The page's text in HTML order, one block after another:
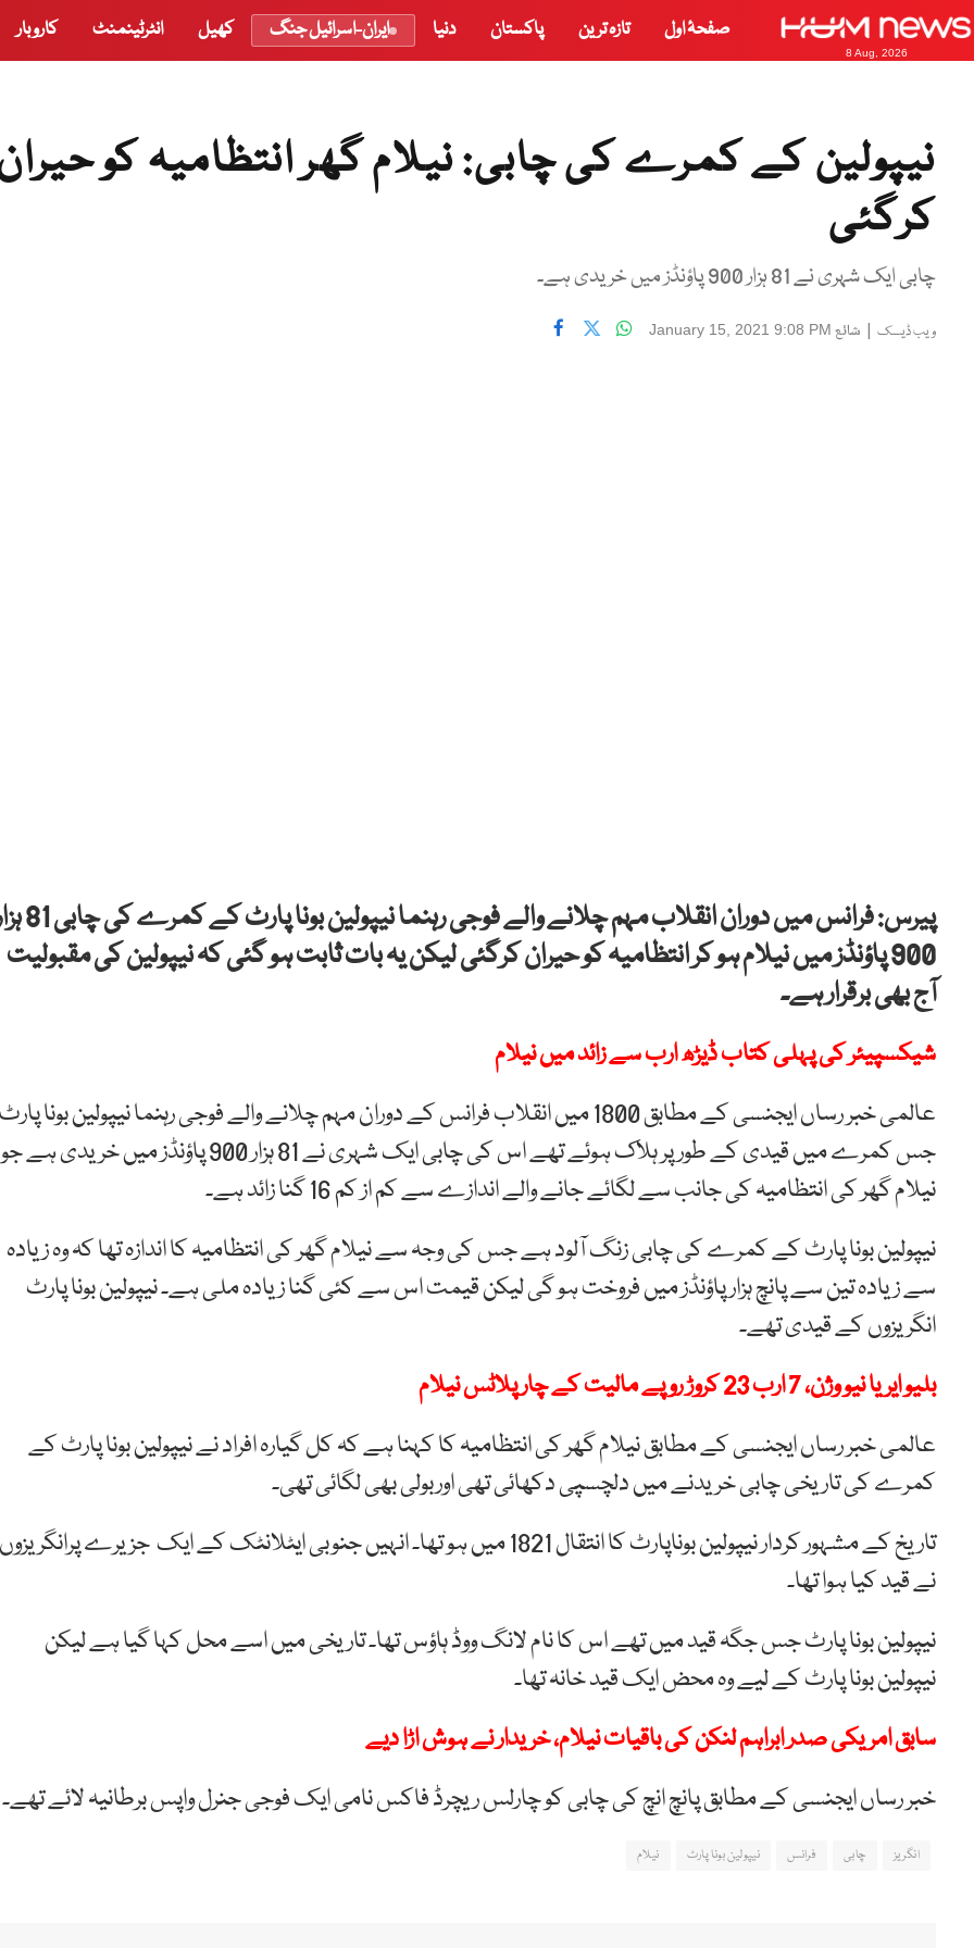
8 Aug, 2026
صفحۂ اول تازہ ترین پاکستان دنیا ایران-اسرائیل جنگ کھیل انٹرٹینمنٹ کاروبار
نیپولین کے کمرے کی چابی: نیلام گھر انتظامیہ کو
کرگئی
چابی ایک شہری نے 81 ہزار 900 پاؤنڈز میں خریدی ہے۔
ویب ڈیسک | شائع January 15, 2021 9:08 PM
پیرس: فرانس میں دوران انقلاب مہم چلانے والے فوجی
900 پاؤنڈز میں نیلام ہو کر انتظامیہ کو حیران کرگئی لیکن یہ بات ثابت ہو گئی کہ نیپولین کی مقبولیت
آج بھی برقرار ہے۔
شیکسپیئر کی پہلی کتاب ڈیڑھ ارب سے زائد میں نیلام
عالمی خبر رساں ایجنسی کے مطابق 1800 میں انقلاب فرانس کے دوران مہم چلانے والے فوجی رہنما نیپولین بونا پارٹ
جس کمرے میں قیدی کے طور پر ہلاک ہوئے تھے اس کی چابی ایک شہری نے 81 ہزار 900 پاؤنڈز میں خریدی ہے جو
نیلام گھر کی انتظامیہ کی جانب سے لگائے جانے والے اندازے سے کم از کم 16 گنا زائد ہے۔
نیپولین بونا پارٹ کے کمرے کی چابی زنگ آلود ہے جس کی وجہ سے نیلام گھر کی انتظامیہ کا اندازہ تھا کہ وہ زیادہ
سے زیادہ تین سے پانچ ہزار پاؤنڈز میں فروخت ہو گی لیکن قیمت اس سے کئی گنا زیادہ ملی ہے۔ نیپولین بونا پارٹ
انگریزوں کے قیدی تھے۔
بلیو ایریا نیو وژن، 7 ارب 23 کروڑ روپے مالیت کے چار پلاٹس نیلام
عالمی خبر رساں ایجنسی کے مطابق نیلام گھر کی انتظامیہ کا کہنا ہے کہ کل گیارہ افراد نے نیپولین بونا پارٹ کے
کمرے کی تاریخی چابی خریدنے میں دلچسپی دکھائی تھی اوربولی بھی لگائی تھی۔
تاریخ کے مشہور کردار نیپولین بوناپارٹ کا انتقال 1821 میں ہو تھا۔ انہیں جنوبی ایٹلانٹک کے ایک جزیرے پرانگریزوں
نے قید کیا ہوا تھا۔
نیپولین بونا پارٹ جس جگہ قید میں تھے اس کا نام لانگ ووڈ ہاؤس تھا۔ تاریخی میں اسے محل کہا گیا ہے لیکن
نیپولین بونا پارٹ کے لیے وہ محض ایک قید خانہ تھا۔
سابق امریکی صدر ابراہم لنکن کی باقیات نیلام، خریدار نے ہوش اڑا دیے
خبر رساں ایجنسی کے مطابق پانچ انچ کی چابی کو چارلس ریچرڈ فاکس نامی ایک فوجی جنرل واپس برطانیہ لائے تھے۔
انگریز چابی فرانس نیپولین بونا پارٹ نیلام